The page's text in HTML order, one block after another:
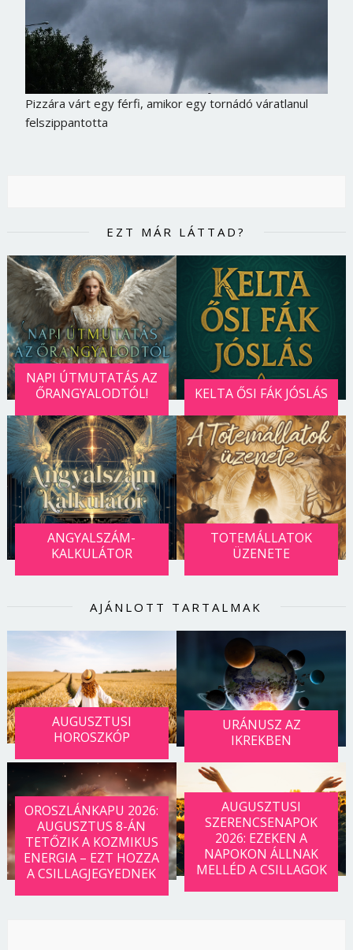
Pizzára várt egy férfi, amikor egy tornádó váratlanul
felszippantotta
EZT MÁR LÁTTAD?
NAPI ÚTMUTATÁS AZ
ŐRANGYALODTÓL!
KELTA ŐSI FÁK JÓSLÁS
ANGYALSZÁM-
KALKULÁTOR
TOTEMÁLLATOK
ÜZENETE
AJÁNLOTT TARTALMAK
AUGUSZTUSI
HOROSZKÓP
URÁNUSZ AZ
IKREKBEN
OROSZLÁNKAPU 2026:
AUGUSZTUS 8-ÁN
TETŐZIK A KOZMIKUS
ENERGIA – EZT HOZZA
A CSILLAGJEGYEDNEK
AUGUSZTUSI
SZERENCSENAPOK
2026: EZEKEN A
NAPOKON ÁLLNAK
MELLÉD A CSILLAGOK
Mégse Bejelentkezés